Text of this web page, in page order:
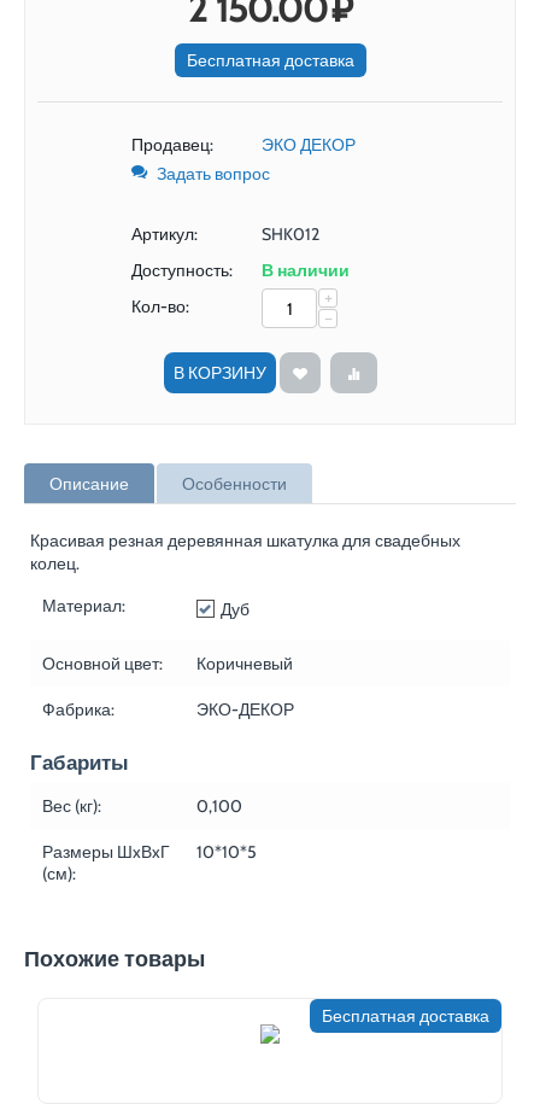
2 150.00₽
Бесплатная доставка
Продавец:
ЭКО ДЕКОР
Задать вопрос
Артикул:
SHK012
Доступность:
В наличии
Кол-во:
+
−
В КОРЗИНУ
Описание Особенности
Красивая резная деревянная шкатулка для свадебных
колец.
Материал:
Дуб
Основной цвет: Коричневый
Фабрика: ЭКО-ДЕКОР
Габариты
Вес (кг): 0,100
Размеры ШxВxГ
(см):
10*10*5
Похожие товары
Бесплатная доставка